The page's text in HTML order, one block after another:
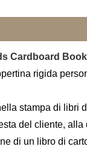
Cardboard
rigida
stampa di libri
del cliente,
di un libro di